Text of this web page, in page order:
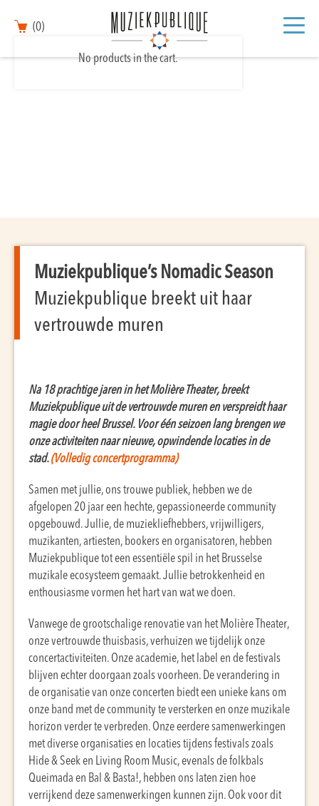
(0)
No products in the cart.
Muziekpublique’s Nomadic Season
Muziekpublique breekt uit haar
vertrouwde muren
Na 18 prachtige jaren in het Molière Theater, breekt
Muziekpublique uit de vertrouwde muren en verspreidt haar
magie door heel Brussel. Voor één seizoen lang brengen we
onze activiteiten naar nieuwe, opwindende locaties in de
stad.(Volledig concertprogramma)
Samen met jullie, ons trouwe publiek, hebben we de
afgelopen 20 jaar een hechte, gepassioneerde community
opgebouwd. Jullie, de muziekliefhebbers, vrijwilligers,
muzikanten, artiesten, bookers en organisatoren, hebben
Muziekpublique tot een essentiële spil in het Brusselse
muzikale ecosysteem gemaakt. Jullie betrokkenheid en
enthousiasme vormen het hart van wat we doen.
Vanwege de grootschalige renovatie van het Molière Theater,
onze vertrouwde thuisbasis, verhuizen we tijdelijk onze
concertactiviteiten. Onze academie, het label en de festivals
blijven echter doorgaan zoals voorheen. De verandering in
de organisatie van onze concerten biedt een unieke kans om
onze band met de community te versterken en onze muzikale
horizon verder te verbreden. Onze eerdere samenwerkingen
met diverse organisaties en locaties tijdens festivals zoals
Hide & Seek en Living Room Music, evenals de folkbals
Queimada en Bal & Basta!, hebben ons laten zien hoe
verrijkend deze samenwerkingen kunnen zijn. Ook voor dit